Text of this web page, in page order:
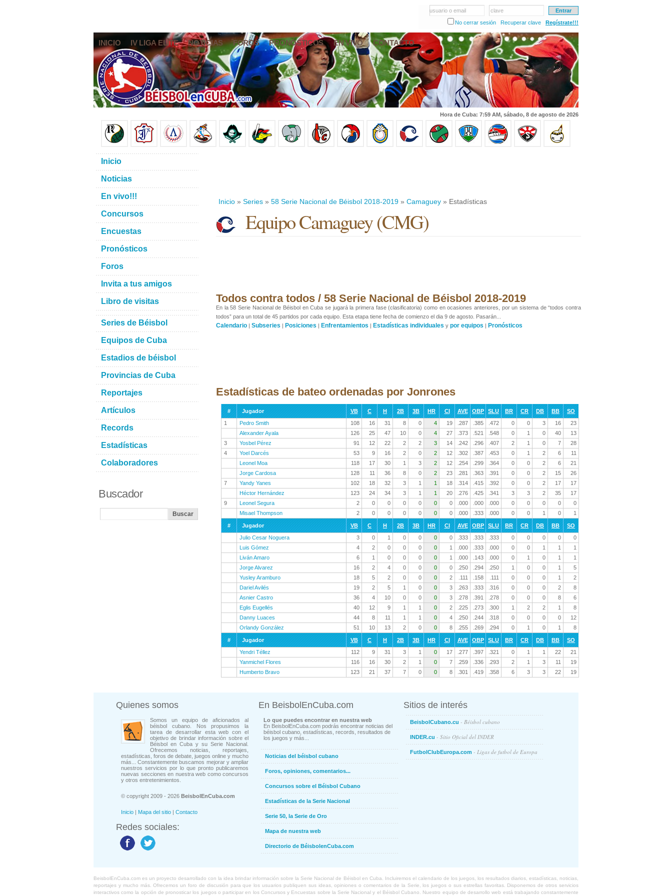
usuario o email
clave
No cerrar sesión
Recuperar clave Regístrate!!!
INICIO IV LIGA ELITE NOTICIAS FOROS PRONÓSTICOS EN VIVO CONTACTO
Hora de Cuba: 7:59 AM, sábado, 8 de agosto de 2026
Inicio » Series » 58 Serie Nacional de Béisbol 2018-2019 » Camaguey » Estadísticas
Equipo Camaguey (CMG)
Todos contra todos / 58 Serie Nacional de Béisbol 2018-2019
En la 58 Serie Nacional de Béisbol en Cuba se jugará la primera fase (clasificatoria) como en ocasiones anteriores, por un sistema de “todos contra
todos” para un total de 45 partidos por cada equipo. Esta etapa tiene fecha de comienzo el dia 9 de agosto. Pasarán...
Calendario | Subseries | Posiciones | Enfrentamientos | Estadísticas individuales y por equipos | Pronósticos
Estadísticas de bateo ordenadas por Jonrones
# Jugador VB C H 2B 3B HR CI AVE OBP SLU BR CR DB BB
SO
1
Pedro Smith 108 16 31 8 0 4 19 .287 .385 .472 0 0 3 16
23
Alexander Ayala
126 25 47 10 0 4 27 .373 .521 .548 0 1 0 40
13
3
Yosbel Pérez 91 12 22 2 2 3 14 .242 .296 .407 2 1 0 7
28
4
Yoel Darcés 53 9 16 2 0 2 12 .302 .387 .453 0 1 2 6
11
Leonel Moa
118 17 30 1 3 2 12 .254 .299 .364 0 0 2 6
21
Jorge Cardosa
128 11 36 8 0 2 23 .281 .363 .391 0 0 2 15
26
7
Yandy Yanes 102 18 32 3 1 1 18 .314 .415 .392 0 0 2 17
17
Héctor Hernández
123 24 34 3 1 1 20 .276 .425 .341 3 3 2 35
17
9
Leonel Segura 2 0 0 0 0 0 0 .000 .000 .000 0 0 0 0
0
Misael Thompson
2 0 0 0 0 0 0 .000 .333 .000 0 0 1 0 1
# Jugador VB C H 2B 3B HR CI AVE OBP SLU BR CR DB BB
SO
Julio Cesar Noguera
3 0 1 0 0 0 0 .333 .333 .333 0 0 0 0
0
Luis Gómez
4 2 0 0 0 0 1 .000 .333 .000 0 0 1 1
1
Liván Amaro
6 1 0 0 0 0 1 .000 .143 .000 0 1 0 1
1
Jorge Alvarez
16 2 4 0 0 0 0 .250 .294 .250 1 0 0 1
5
Yusley Aramburo
18 5 2 0 0 0 2 .111 .158 .111 0 0 0 1
2
Dariel Avilés
19 2 5 1 0 0 3 .263 .333 .316 0 0 0 2
8
Asnier Castro
36 4 10 0 0 0 3 .278 .391 .278 0 0 0 8
6
Eglis Eugellés
40 12 9 1 1 0 2 .225 .273 .300 1 2 2 1
8
Danny Luaces
44 8 11 1 1 0 4 .250 .244 .318 0 0 0 0
12
Orlandy González
51 10 13 2 0 0 8 .255 .269 .294 0 1 0 1 8
# Jugador VB C H 2B 3B HR CI AVE OBP SLU BR CR DB BB
SO
Yendri Téllez
112 9 31 3 1 0 17 .277 .397 .321 0 1 1 22
21
Yanmichel Flores
116 16 30 2 1 0 7 .259 .336 .293 2 1 3 11
19
Humberto Bravo
123 21 37 7 0 0 8 .301 .419 .358 6 3 3 22 19
Inicio
Noticias
En vivo!!!
Concursos
Encuestas
Pronósticos
Foros
Invita a tus amigos
Libro de visitas
Series de Béisbol
Equipos de Cuba
Estadios de béisbol
Provincias de Cuba
Reportajes
Artículos
Records
Estadísticas
Colaboradores
Buscador
Quienes somos
Somos un equipo de aficionados al
béisbol cubano. Nos propusimos la
tarea de desarrollar esta web con el
objetivo de brindar información sobre el
Béisbol en Cuba y su Serie Nacional.
Ofrecemos noticias, reportajes,
estadísticas, foros de debate, juegos online y mucho
más... Constantemente buscamos mejorar y ampliar
nuestros servicios por lo que pronto publicaremos
nuevas secciones en nuestra web como concursos
y otros entretenimientos.
© copyright 2009 - 2026 BeisbolEnCuba.com
Inicio | Mapa del sitio | Contacto
Redes sociales:
En BeisbolEnCuba.com
Lo que puedes encontrar en nuestra web
En BeisbolEnCuba.com podrás encontrar noticias del
béisbol cubano, estadísticas, records, resultados de
los juegos y más...
Noticias del béisbol cubano
Foros, opiniones, comentarios...
Concursos sobre el Béisbol Cubano
Estadísticas de la Serie Nacional
Serie 50, la Serie de Oro
Mapa de nuestra web
Directorio de BéisbolenCuba.com
Sitios de interés
BeisbolCubano.cu - Béisbol cubano
INDER.cu - Sitio Oficial del INDER
FutbolClubEuropa.com - Ligas de futbol de Europa
BeisbolEnCuba.com es un proyecto desarrollado con la idea brindar información sobre la Serie Nacional de Béisbol en Cuba. Incluiremos el calendario de los juegos, los resultados diarios, estadísticas, noticias,
reportajes y mucho más. Ofrecemos un foro de discusión para que los usuarios publiquen sus ideas, opiniones o comentarios de la Serie, los juegos o sus estrellas favoritas. Disponemos de otros servicios
interactivos como la opción de pronosticar los juegos o participar en los Concursos y Encuestas sobre la Serie Nacional y el Béisbol Cubano. Nuestro equipo de desarrollo web está trabajando constantemente